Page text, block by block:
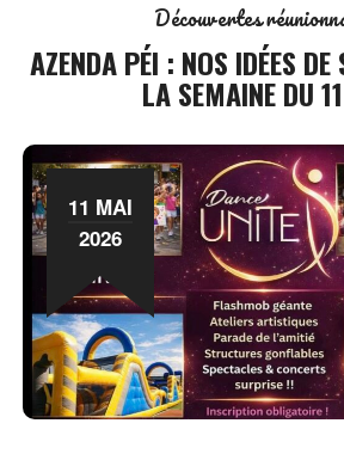
Découvertes
AZENDA PÉI : NOS IDÉES
LA SEMAINE DU
11 MAI
2026